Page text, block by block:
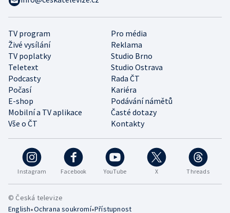
Instagram Facebook YouTube X Threads
TV program
Pro média
Živé vysílání
Reklama
TV poplatky
Studio Brno
Teletext
Studio Ostrava
Podcasty
Rada ČT
Počasí
Kariéra
E-shop
Podávání námětů
Mobilní a TV aplikace
Časté dotazy
Vše o ČT
Kontakty
© Česká televize
English•Ochrana soukromí•Přístupnost